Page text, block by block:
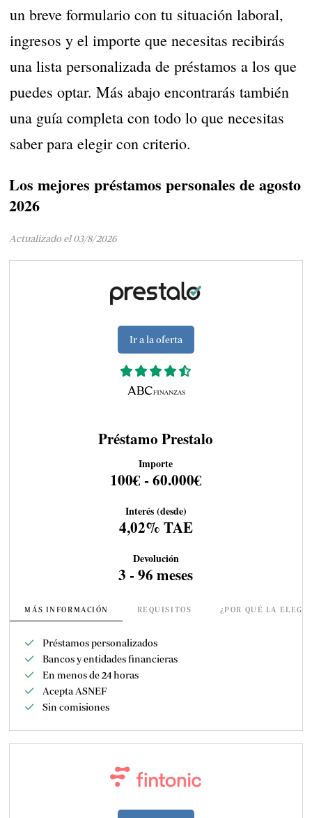
un breve formulario con tu situación laboral,
ingresos y el importe que necesitas recibirás
una lista personalizada de préstamos a los que
puedes optar. Más abajo encontrarás también
una guía completa con todo lo que necesitas
saber para elegir con criterio.
Los mejores préstamos personales de agosto
2026
Actualizado el 03/8/2026
Ir a la oferta
Préstamo Prestalo
Importe
100€ - 60.000€
Interés (desde)
4,02% TAE
Devolución
3 - 96 meses
MÁS INFORMACIÓN REQUISITOS ¿POR QUÉ LA
Préstamos personalizados
Bancos y entidades financieras
En menos de 24 horas
Acepta ASNEF
Sin comisiones